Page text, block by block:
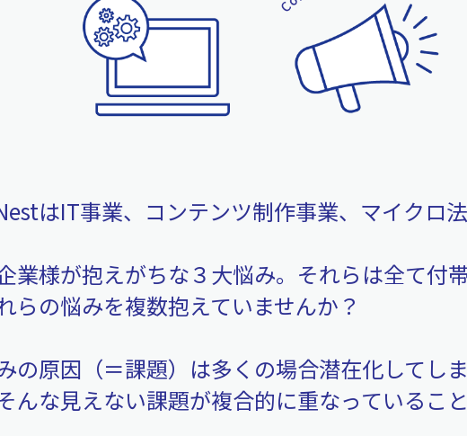
はIT事業、コンテンツ制作事業、マイクロ
業様が抱えがちな３大悩み。それらは全て付
らの悩みを複数抱えていませんか？
の原因（＝課題）は多くの場合潜在化してしま
んな見えない課題が複合的に重なっていること